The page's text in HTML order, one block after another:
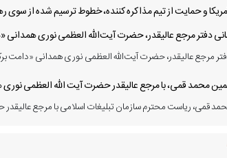
آمریکا و حمایت از تیم مذاکره کننده، خطوط ترسیم شده از
دفتر مرجع عالیقدر، حضرت آیت‌الله العظمی نوری همدانی
مرجع عالیقدر، حضرت آیت‌الله العظمی نوری همدانی «دامت
محمد قمی، با مرجع عالیقدر حضرت آیت الله العظمی نوری
قمی، ریاست محترم سازمان تبلیغات اسلامی با مرجع